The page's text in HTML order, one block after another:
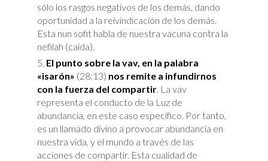
sólo los rasgos negativos de los demás, dando
oportunidad a la reivindicación de los demás.
Esta nun sofit habla de nuestra vacuna contra la
nefilah (caída).
El punto sobre la vav, en la palabra
«isarón» (28:13) nos remite a infundirnos
con la fuerza del compartir . La vav
representa el conducto de la Luz de
abundancia, en este caso específico. Por tanto,
es un llamado divino a provocar abundancia en
nuestra vida, y el mundo a través de las
acciones de compartir. Esta cualidad de